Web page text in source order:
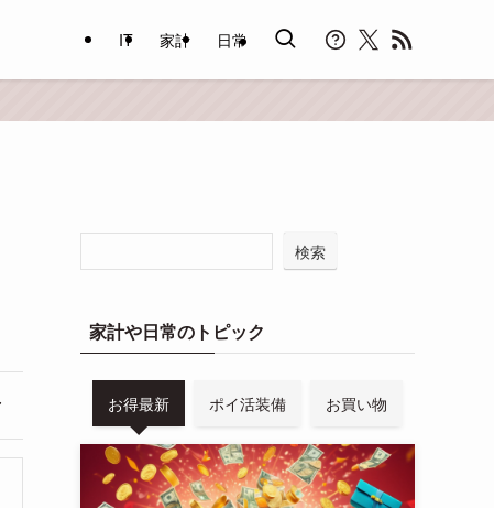
IT 家計 日常
検索
家計や日常のトピック
お得最新 ポイ活装備 お買い物